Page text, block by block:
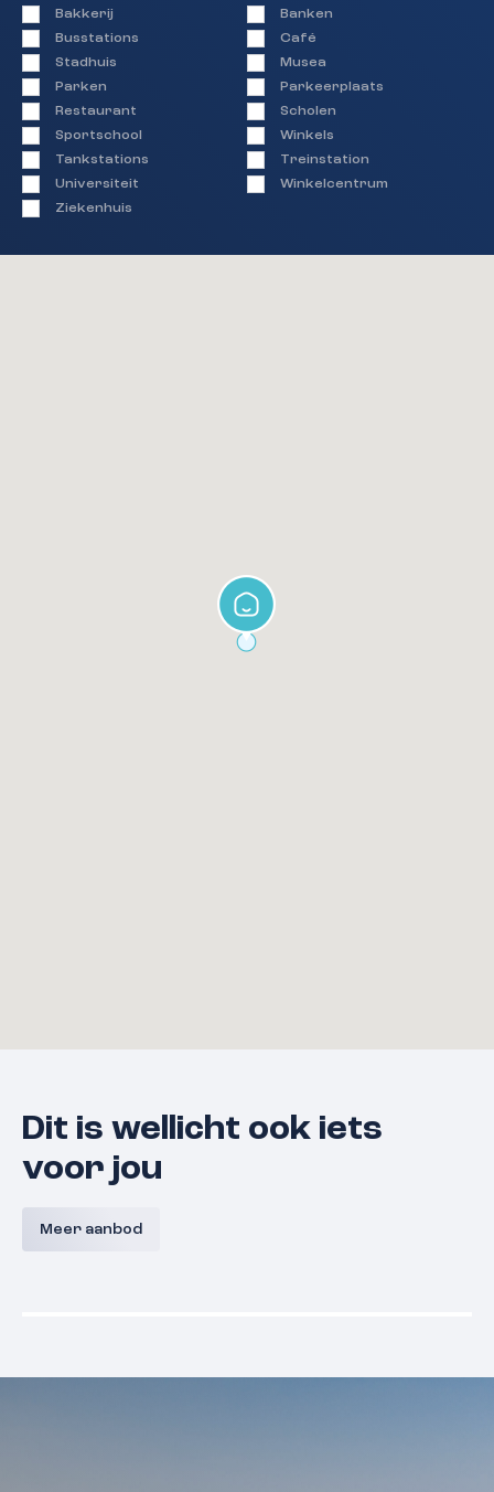
Bakkerij
Banken
Busstations
Café
Stadhuis
Musea
Parken
Parkeerplaats
Restaurant
Scholen
Sportschool
Winkels
Tankstations
Treinstation
Universiteit
Winkelcentrum
Ziekenhuis
Dit is wellicht ook iets
voor jou
Meer aanbod
Bouwnummer 9 A,
Prijs nog niet bekend